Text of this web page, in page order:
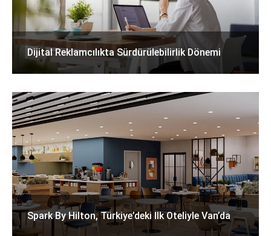
Dijital Reklamcılıkta Sürdürülebilirlik Dönemi
Spark By Hilton, Türkiye’deki Ilk Oteliyle Van’da